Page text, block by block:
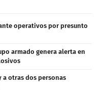
operativos por presunto
armado genera alerta en
a otras dos personas